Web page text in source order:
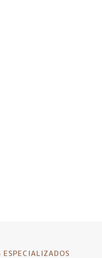
ESPECIALIZADOS